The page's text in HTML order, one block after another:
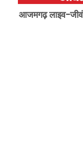
आजमगढ़ लाइव-